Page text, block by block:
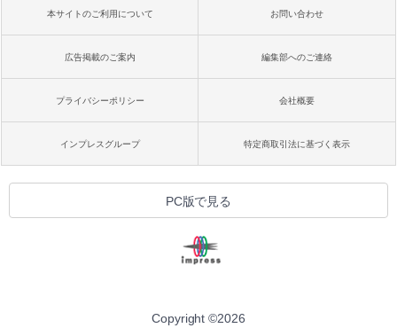
本サイトのご利用について お問い合わせ
広告掲載のご案内 編集部へのご連絡
プライバシーポリシー 会社概要
インプレスグループ 特定商取引法に基づく表示
PC版で見る
Copyright ©2026